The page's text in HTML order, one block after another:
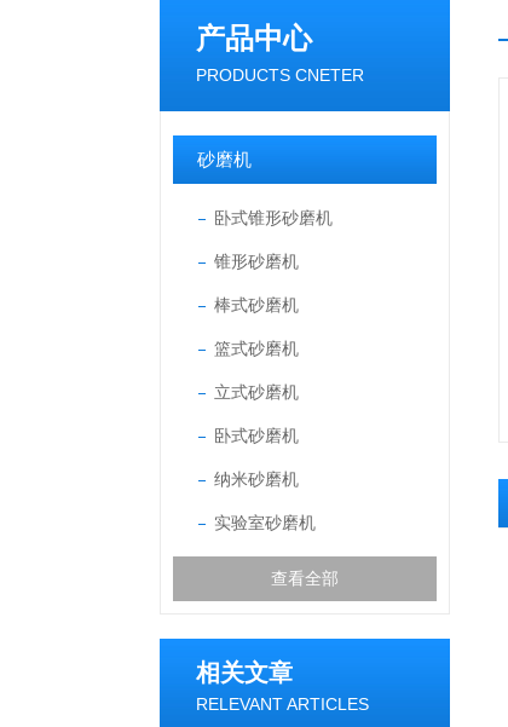
产品中心
PRODUCTS CNETER
砂磨机
卧式锥形砂磨机
锥形砂磨机
棒式砂磨机
篮式砂磨机
立式砂磨机
卧式砂磨机
纳米砂磨机
实验室砂磨机
查看全部
相关文章
RELEVANT ARTICLES